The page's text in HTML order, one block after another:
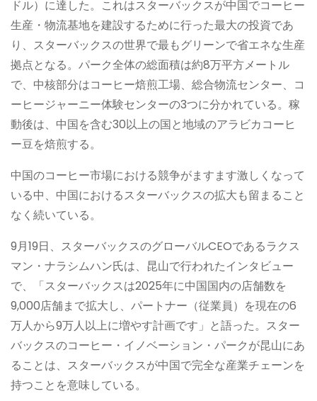
ドル）に達した。これはスターバックスが中国でコーヒー
生産・物流基地を建設するために行った最大の投資であ
り、スターバックスの世界で最もグリーンで省エネな生産
拠点となる。パーク全体の総面積は約8万平方メートル
で、中核部分はコーヒー焙煎工場、総合物流センター、コ
ーヒージャーニー体験センターの3つに分かれている。稼
動後は、中国を含む30以上の国と地域のアラビカコーヒ
ー豆を焙煎する。
中国のコーヒー市場における競争がますます激しくなって
いる中、中国におけるスターバックスの拡大も留まること
なく続いている。
9月19日、スターバックスのグローバルCEOであるラクス
マン・ナラシムハン氏は、昆山で行われたインタビュー
で、「スターバックスは2025年に中国国内の店舗数を
9,000店舗まで拡大し、パートナー（従業員）を現在の6
万人から9万人以上に増やす計画です」と語った。スター
バックスのコーヒー・イノベーション・パークが昆山にあ
ることは、スターバックスが中国で完全な産業チェーンを
持つことを意味している。